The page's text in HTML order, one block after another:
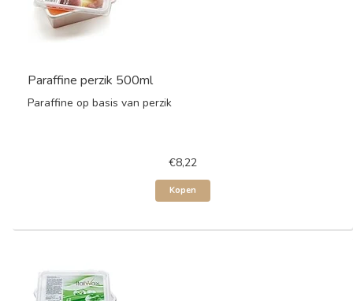
Paraffine perzik 500ml
Paraffine op basis van perzik
€8,22
Kopen